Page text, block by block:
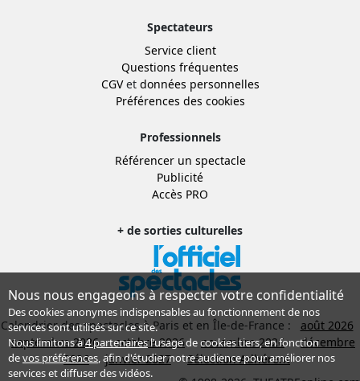
Spectateurs
Service client
Questions fréquentes
CGVet données personnelles
Préférences des cookies
Professionnels
Référencer un spectacle
Publicité
Accès PRO
+ de sorties culturelles
Calendrier des spectacles à Paris et en Île-de-France :
août 2026
septembre 2026
octobre 2026 novembre 2026
décembre
2026
janvier 2027
Sélection Adhérent
Nous nous engageons à respecter votre confidentialité
Des cookies anonymes indispensables au fonctionnement de nos
services sont utilisés sur ce site.
Nous limitons à4 partenairesl’usage de cookies tiers, en fonction
devos préférences, afin d'étudier notre audience pour améliorer nos
services et diffuser des vidéos.